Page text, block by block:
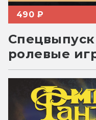
490 ₽
ролевые